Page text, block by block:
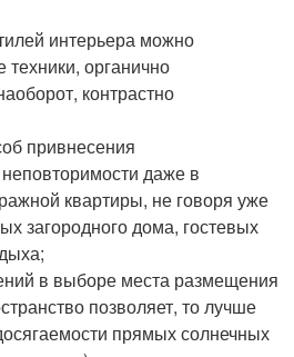
интерьера можно
техники, органично
контрастно
привнесения
даже в
квартиры, не говоря уже
загородного дома, гостевых
в выборе места размещения
позволяет, то лучше
прямых солнечных